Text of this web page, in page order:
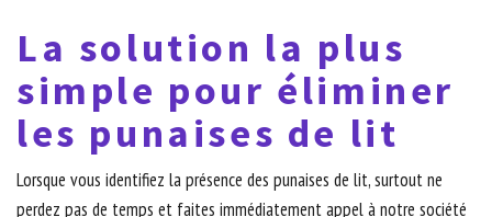
La solution la plus
simple pour éliminer
les punaises de lit
Lorsque vous identifiez la présence des punaises de lit, surtout ne
perdez pas de temps et faites immédiatement appel à notre société